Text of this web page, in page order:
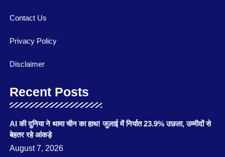
Contact Us
Privacy Policy
Disclaimer
Recent Posts
AI की दुनिया ने थामा चीन का हाथ! जुलाई में निर्यात 23.9% उछला, उम्मीदों से
बेहतर रहे आंकड़े
August 7, 2026